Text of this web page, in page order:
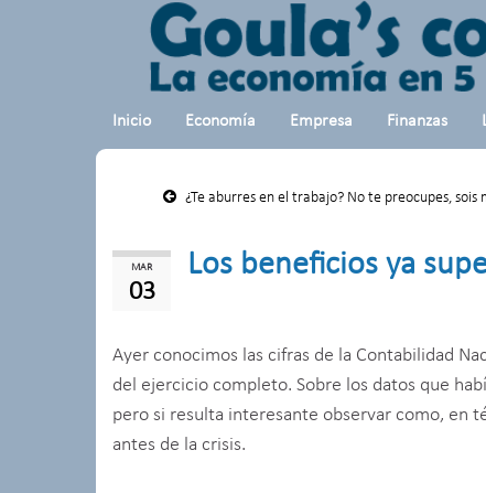
Inicio Economía Empresa Finanzas
¿Te aburres en el trabajo? No te preocupes, sois
MAR
03
Los beneficios ya
Ayer conocimos las cifras de la Contabilidad
del ejercicio completo. Sobre los datos que
pero si resulta interesante observar como, en
antes de la crisis.